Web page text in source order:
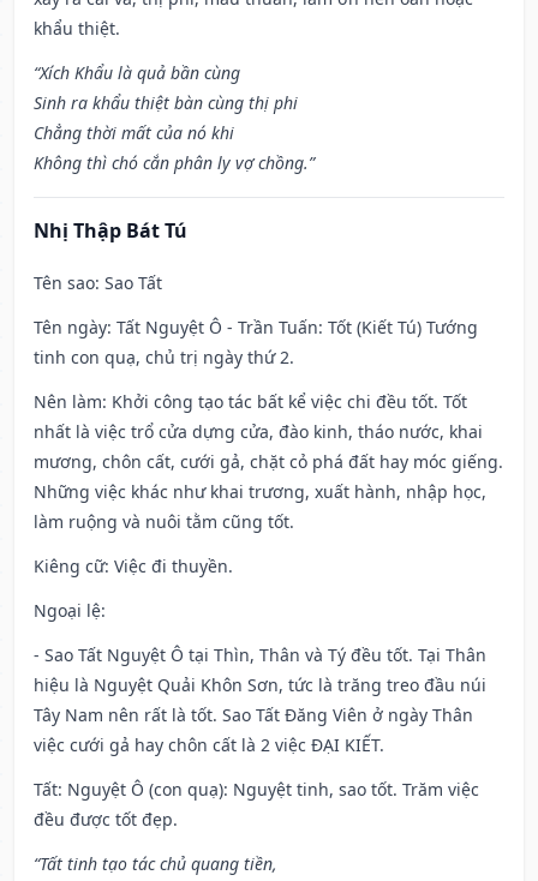
khẩu thiệt.
“Xích Khẩu là quả bần cùng
Sinh ra khẩu thiệt bàn cùng thị phi
Chẳng thời mất của nó khi
Không thì chó cắn phân ly vợ chồng.”
Nhị Thập Bát Tú
Tên sao: Sao Tất
Tên ngày: Tất Nguyệt Ô - Trần Tuấn: Tốt (Kiết Tú) Tướng
tinh con quạ, chủ trị ngày thứ 2.
Nên làm: Khởi công tạo tác bất kể việc chi đều tốt. Tốt
nhất là việc trổ cửa dựng cửa, đào kinh, tháo nước, khai
mương, chôn cất, cưới gả, chặt cỏ phá đất hay móc giếng.
Những việc khác như khai trương, xuất hành, nhập học,
làm ruộng và nuôi tằm cũng tốt.
Kiêng cữ: Việc đi thuyền.
Ngoại lệ:
- Sao Tất Nguyệt Ô tại Thìn, Thân và Tý đều tốt. Tại Thân
hiệu là Nguyệt Quải Khôn Sơn, tức là trăng treo đầu núi
Tây Nam nên rất là tốt. Sao Tất Đăng Viên ở ngày Thân
việc cưới gả hay chôn cất là 2 việc ĐẠI KIẾT.
Tất: Nguyệt Ô (con quạ): Nguyệt tinh, sao tốt. Trăm việc
đều được tốt đẹp.
“Tất tinh tạo tác chủ quang tiền,